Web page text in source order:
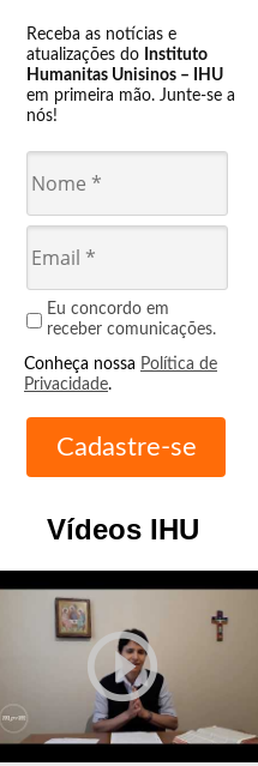
Receba as notícias e
atualizações do Instituto
Humanitas Unisinos – IHU
em primeira mão. Junte-se a
nós!
Eu concordo em
receber comunicações.
Conheça nossa Política de
Privacidade.
Vídeos IHU
play_circle_outline